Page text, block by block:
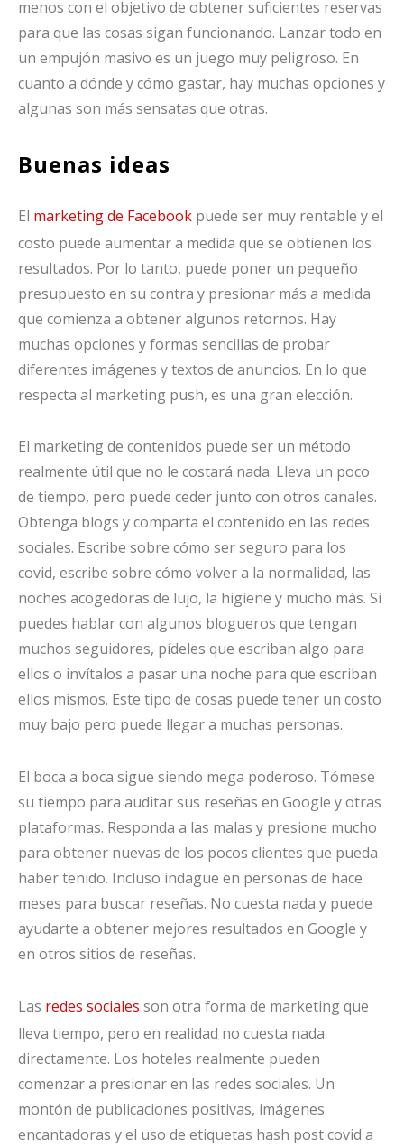
menos con el objetivo de obtener suficientes reservas
para que las cosas sigan funcionando. Lanzar todo en
un empujón masivo es un juego muy peligroso. En
cuanto a dónde y cómo gastar, hay muchas opciones y
algunas son más sensatas que otras.
Buenas ideas
El marketing de Facebook puede ser muy rentable y el
costo puede aumentar a medida que se obtienen los
resultados. Por lo tanto, puede poner un pequeño
presupuesto en su contra y presionar más a medida
que comienza a obtener algunos retornos. Hay
muchas opciones y formas sencillas de probar
diferentes imágenes y textos de anuncios. En lo que
respecta al marketing push, es una gran elección.
El marketing de contenidos puede ser un método
realmente útil que no le costará nada. Lleva un poco
de tiempo, pero puede ceder junto con otros canales.
Obtenga blogs y comparta el contenido en las redes
sociales. Escribe sobre cómo ser seguro para los
covid, escribe sobre cómo volver a la normalidad, las
noches acogedoras de lujo, la higiene y mucho más. Si
puedes hablar con algunos blogueros que tengan
muchos seguidores, pídeles que escriban algo para
ellos o invítalos a pasar una noche para que escriban
ellos mismos. Este tipo de cosas puede tener un costo
muy bajo pero puede llegar a muchas personas.
El boca a boca sigue siendo mega poderoso. Tómese
su tiempo para auditar sus reseñas en Google y otras
plataformas. Responda a las malas y presione mucho
para obtener nuevas de los pocos clientes que pueda
haber tenido. Incluso indague en personas de hace
meses para buscar reseñas. No cuesta nada y puede
ayudarte a obtener mejores resultados en Google y
en otros sitios de reseñas.
Las redes sociales son otra forma de marketing que
lleva tiempo, pero en realidad no cuesta nada
directamente. Los hoteles realmente pueden
comenzar a presionar en las redes sociales. Un
montón de publicaciones positivas, imágenes
encantadoras y el uso de etiquetas hash post covid a